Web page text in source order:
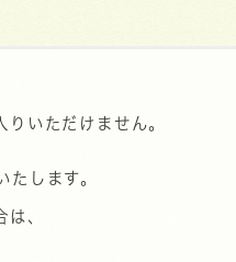
いただけません。
します。
、